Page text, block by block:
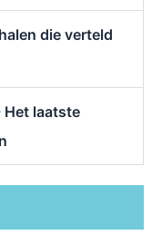
die verteld
Het laatste